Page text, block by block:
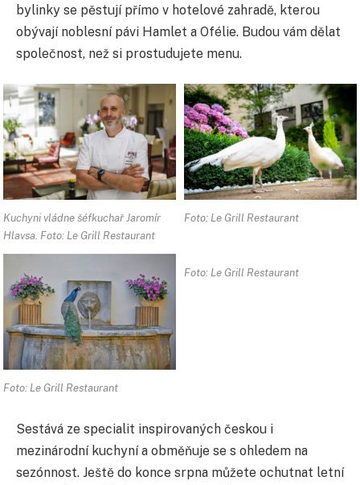
bylinky se pěstují přímo v hotelové zahradě, kterou
obývají noblesní pávi Hamlet a Ofélie. Budou vám dělat
společnost, než si prostudujete menu.
Kuchyni vládne šéfkuchař Jaromír
Hlavsa. Foto: Le Grill Restaurant
Foto: Le Grill Restaurant
Foto: Le Grill Restaurant
Foto: Le Grill Restaurant
Sestává ze specialit inspirovaných českou i
mezinárodní kuchyní a obměňuje se s ohledem na
sezónnost. Ještě do konce srpna můžete ochutnat letní